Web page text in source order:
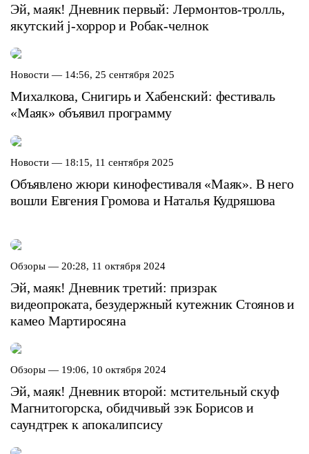
Эй, маяк! Дневник первый: Лермонтов-тролль,
якутский j-хоррор и Робак-челнок
Новости — 14:56, 25 сентября 2025
Михалкова, Снигирь и Хабенский: фестиваль
«Маяк» объявил программу
Новости — 18:15, 11 сентября 2025
Объявлено жюри кинофестиваля «Маяк». В него
вошли Евгения Громова и Наталья Кудряшова
Обзоры — 20:28, 11 октября 2024
Эй, маяк! Дневник третий: призрак
видеопроката, безудержный кутежник Стоянов и
камео Мартиросяна
Обзоры — 19:06, 10 октября 2024
Эй, маяк! Дневник второй: мстительный скуф
Магнитогорска, обидчивый зэк Борисов и
саундтрек к апокалипсису